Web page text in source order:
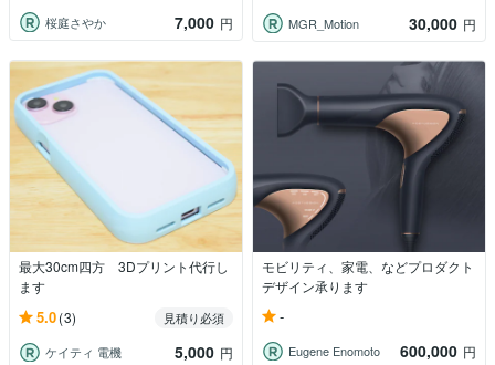
桜庭さやか 7,000 円
MGR_Motion
30,000 円
最大30cm四方 3Dプリント代行し
ます
5.0(3)
見積り必須
ケイティ 電機
5,000 円
モビリティ、家電、などプロダクト
デザイン承ります
-
Eugene Enomoto 600,000 円